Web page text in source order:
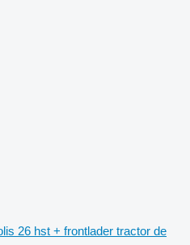
26 hst + frontlader tractor de